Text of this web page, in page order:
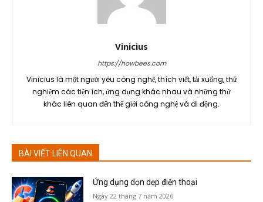
Vinicius
https://howbees.com
Vinicius là một người yêu công nghệ, thích viết, tải xuống, thử
nghiệm các tiện ích, ứng dụng khác nhau và những thứ
khác liên quan đến thế giới công nghệ và di động.
BÀI VIẾT LIÊN QUAN
Ứng dụng dọn dẹp điện thoại
Ngày 22 tháng 7 năm 2026